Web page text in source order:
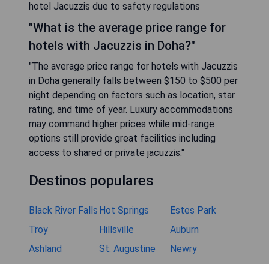
hotel Jacuzzis due to safety regulations
"What is the average price range for
hotels with Jacuzzis in Doha?"
"The average price range for hotels with Jacuzzis
in Doha generally falls between $150 to $500 per
night depending on factors such as location, star
rating, and time of year. Luxury accommodations
may command higher prices while mid-range
options still provide great facilities including
access to shared or private jacuzzis."
Destinos populares
Black River Falls Hot Springs
Estes Park
Troy
Hillsville
Auburn
Ashland
St. Augustine
Newry